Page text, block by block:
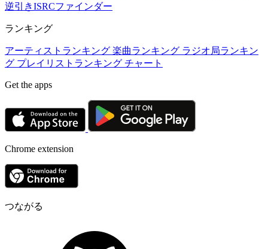
逆引きISRCファインダー
ランキング
アーティストランキング 楽曲ランキング ラジオ局ランキン
グ プレイリストランキング チャート
Get the apps
Chrome extension
つながる